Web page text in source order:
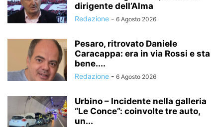
dirigente dell’Alma
Redazione - 6 Agosto 2026
Pesaro, ritrovato Daniele
Caracappa: era in via Rossi e sta
bene....
Redazione - 6 Agosto 2026
Urbino – Incidente nella galleria
“Le Conce”: coinvolte tre auto,
un...